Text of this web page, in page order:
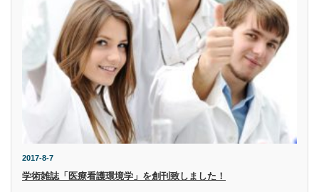
2017-8-7
学術雑誌「医療看護環境学」を創刊致しました！